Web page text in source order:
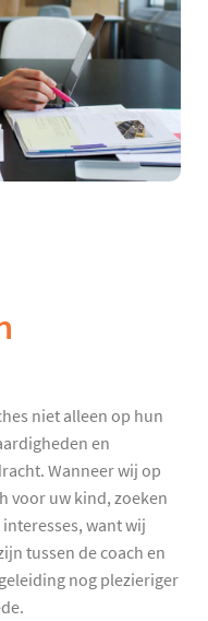
niet alleen op hun
en
Wanneer wij op
voor uw kind, zoeken
want wij
tussen de coach en
nog plezieriger